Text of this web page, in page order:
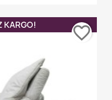
KARGO!
favorite_border